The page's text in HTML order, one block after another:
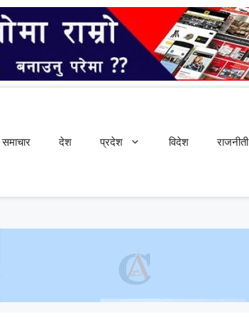
समाचार देश प्रदेश विदेश राजनीती